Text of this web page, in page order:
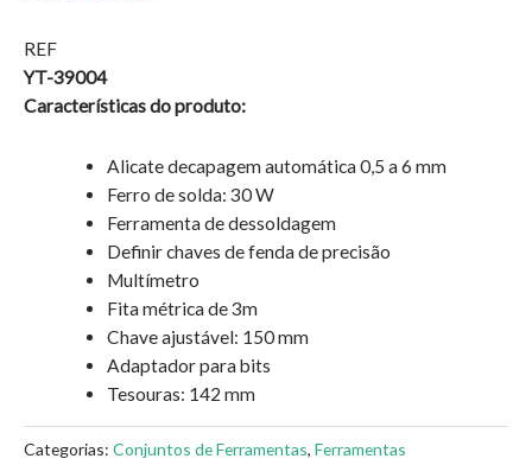
REF
YT-39004
Características do produto:
Alicate decapagem automática 0,5 a 6 mm
Ferro de solda: 30 W
Ferramenta de dessoldagem
Definir chaves de fenda de precisão
Multímetro
Fita métrica de 3m
Chave ajustável: 150 mm
Adaptador para bits
Tesouras: 142 mm
Categorias: Conjuntos de Ferramentas, Ferramentas